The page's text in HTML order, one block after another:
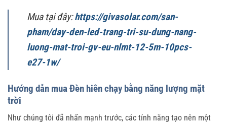
Mua tại đây:https://givasolar.com/san-
pham/day-den-led-trang-tri-su-dung-nang-
luong-mat-troi-gv-eu-nlmt-12-5m-10pcs-
e27-1w/
Hướng dẫn mua Đèn hiên chạy bằng năng lượng mặt
trời
Như chúng tôi đã nhấn mạnh trước, các tính năng tạo nên một